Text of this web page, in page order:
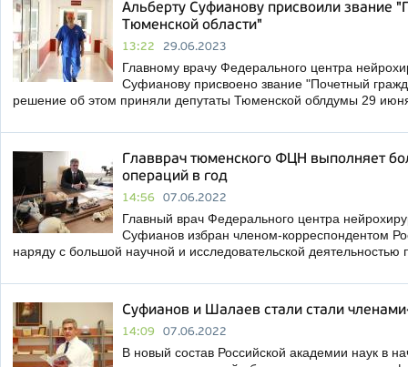
Альберту Суфианову присвоили звание
Тюменской области"
13:22 29.06.2023
Главному врачу Федерального центра
Суфианову присвоено звание "Почетный
решение об этом приняли депутаты Тюменской облдумы 29
Главврач тюменского ФЦН выполняет
операций в год
14:56 07.06.2022
Главный врач Федерального центра
Суфианов избран членом-корреспондентом
наряду с большой научной и исследовательской
Суфианов и Шалаев стали стали
14:09 07.06.2022
В новый состав Российской академии наук в